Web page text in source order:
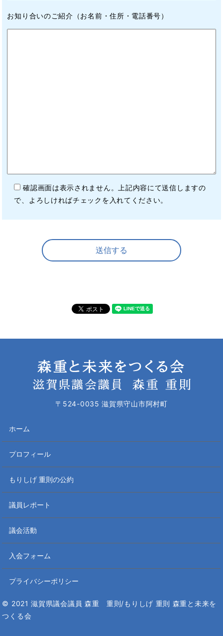
お知り合いのご紹介（お名前・住所・電話番号）
確認画面は表示されません。上記内容にて送信しますの
で、よろしければチェックを入れてください。
〒524-0035 滋賀県守山市阿村町
ホーム
プロフィール
もりしげ 重則の公約
議員レポート
議会活動
入会フォーム
プライバシーポリシー
© 2021 滋賀県議会議員 森重 重則/もりしげ 重則 森重と未来を
つくる会